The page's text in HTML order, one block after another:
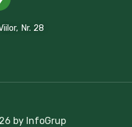
Nr. 28
by InfoGrup